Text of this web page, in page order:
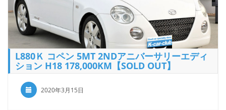
L880Ｋ コペン 5MT 2NDアニバーサリーエディ
ション H18 178,000KM【SOLD OUT】
2020年3月15日